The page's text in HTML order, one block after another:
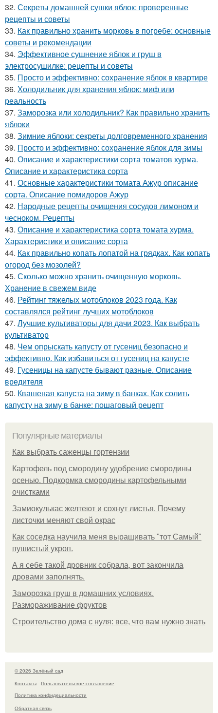
32. Секреты домашней сушки яблок: проверенные
рецепты и советы
33. Как правильно хранить морковь в погребе: основные
советы и рекомендации
34. Эффективное сушнение яблок и груш в
электросушилке: рецепты и советы
35. Просто и эффективно: сохранение яблок в квартире
36. Холодильник для хранения яблок: миф или
реальность
37. Заморозка или холодильник? Как правильно хранить
яблоки
38. Зимние яблоки: секреты долговременного хранения
39. Просто и эффективно: сохранение яблок для зимы
40. Описание и характеристики сорта томатов хурма.
Описание и характеристика сорта
41. Основные характеристики томата Ажур описание
сорта. Описание помидоров Ажур
42. Народные рецепты очищения сосудов лимоном и
чесноком. Рецепты
43. Описание и характеристика сорта томата хурма.
Характеристики и описание сорта
44. Как правильно копать лопатой на грядках. Как копать
огород без мозолей?
45. Сколько можно хранить очищенную морковь.
Хранение в свежем виде
46. Рейтинг тяжелых мотоблоков 2023 года. Как
составлялся рейтинг лучших мотоблоков
47. Лучшие культиваторы для дачи 2023. Как выбрать
культиватор
48. Чем опрыскать капусту от гусениц безопасно и
эффективно. Как избавиться от гусениц на капусте
49. Гусеницы на капусте бывают разные. Описание
вредителя
50. Квашеная капуста на зиму в банках. Как солить
капусту на зиму в банке: пошаговый рецепт
Популярные материалы
Как выбрать саженцы гортензии
Картофель под смородину удобрение смородины
осенью. Подкормка смородины картофельными
очистками
Замиокулькас желтеют и сохнут листья. Почему
листочки меняют свой окрас
Как соседка научила меня выращивать "тот Самый"
пушистый укроп.
А я себе такой дровник собрала, вот закончила
дровами заполнять.
Заморозка груш в домашних условиях.
Размораживание фруктов
Строительство дома с нуля: все, что вам нужно знать
© 2026 Зелёный сад
Контакты
Пользовательское соглашение
Политика конфидециальности
Обратная связь